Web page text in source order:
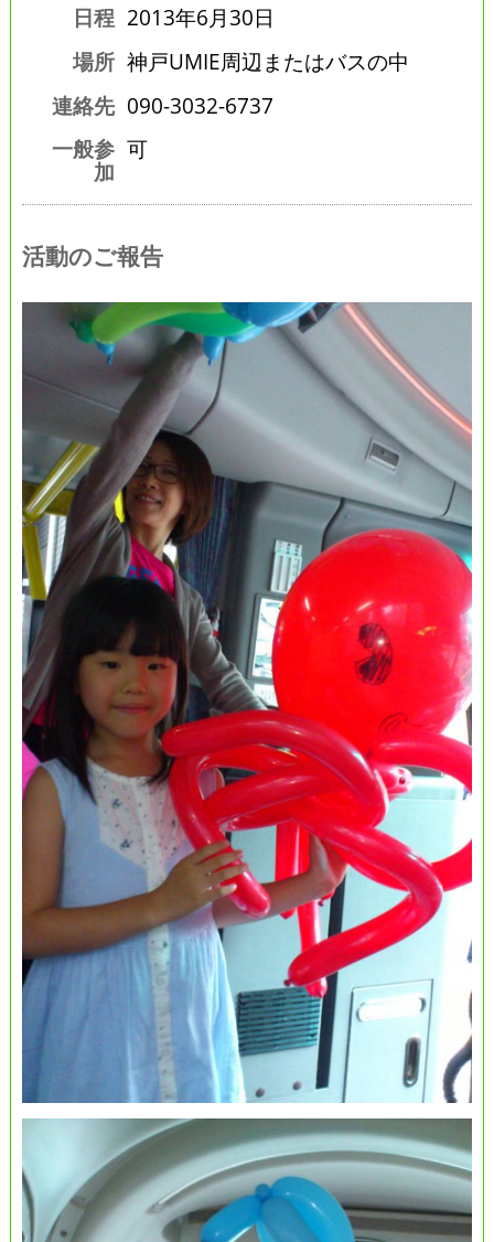
日程 2013年6月30日
場所 神戸UMIE周辺またはバスの中
連絡先 090-3032-6737
一般参
加
可
活動のご報告